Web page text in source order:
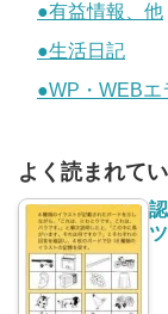
●有益情報、他
●生活日記
●WP・WEBエ
よく読まれて